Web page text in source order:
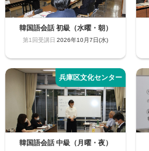
韓国語会話 初級（水曜・朝）
2026年10月7日(水)
韓国語会話 中級（月曜・夜）